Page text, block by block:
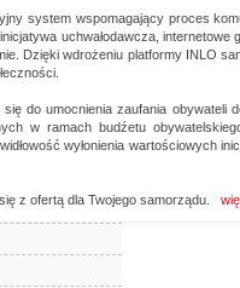
system wspomagający proces
uchwałodawcza,
Dzięki wdrożeniu platformy INLO
do umocnienia zaufania obywateli
w ramach budźetu
wyłonienia wartościowych
z ofertą dla Twojego samorządu.